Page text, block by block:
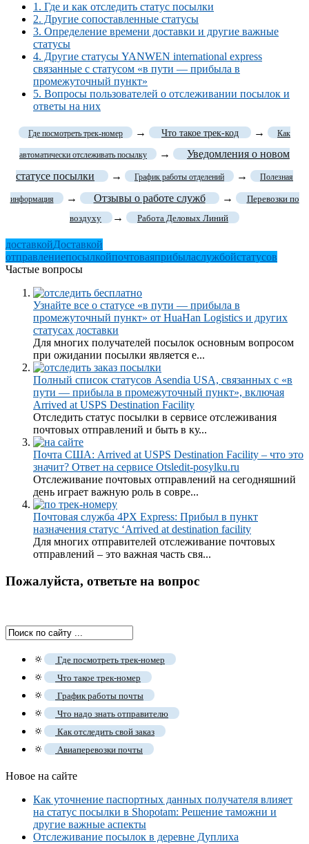
1. Где и как отследить статус посылки
2. Другие сопоставленные статусы
3. Определение времени доставки и другие важные
статусы
4. Другие статусы YANWEN international express
связанные с статусом «в пути — прибыла в
промежуточный пункт»
5. Вопросы пользователей о отслеживании посылок и
ответы на них
Где посмотреть трек-номер → Что такое трек-код → Как
автоматически отслеживать посылку →
Уведомления о новом
статусе посылки
→ График работы отделений → Полезная
информация → Отзывы о работе служб →
Перевозки по
воздуху
→ Работа Деловых Линий
доставкойДоставкой
отправлениепосылкойпочтоваяприбыласлужбойстатусов
Частые вопросы
Узнайте все о статусе «в пути — прибыла в
промежуточный пункт» от HuaHan Logistics и других
статусах доставки
Для многих получателей посылок основным вопросом
при ожидании посылки является е...
Полный список статусов Asendia USA, связанных с «в
пути — прибыла в промежуточный пункт», включая
Arrived at USPS Destination Facility
Отследить статус посылки в сервисе отслеживания
почтовых отправлений и быть в ку...
Почта США: Arrived at USPS Destination Facility – что это
значит? Ответ на сервисе Otsledit-posylku.ru
Отслеживание почтовых отправлений на сегодняшний
день играет важную роль в совре...
Почтовая служба 4PX Express: Прибыл в пункт
назначения статус ‘Arrived at destination facility
Для многих отправителей отслеживание почтовых
отправлений – это важная часть свя...
Пожалуйста, ответьте на вопрос
🔅 Где посмотреть трек-номер
🔅 Что такое трек-номер
🔅 График работы почты
🔅 Что надо знать отправителю
🔅 Как отследить свой заказ
🔅 Авиаперевозки почты
Новое на сайте
Как уточнение паспортных данных получателя влияет
на статус посылки в Shopotam: Решение таможни и
другие важные аспекты
Отслеживание посылок в деревне Дуплиха